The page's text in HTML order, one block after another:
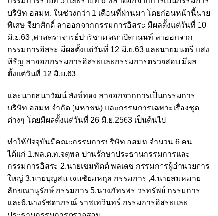
บริษัท อสมท. ในช่วงกว่า 1 เดือนที่ผ่านมา โดยก่อนหน้านี้นาย
พิเศษ จียาศักดิ์ ลาออกจากกรรมการอิสระ มีผลตั้งแต่วันที่ 10
มิ.ย.63 ,ศาสตราจารย์ปาริชาต สถาปิตานนท์ ลาออกจาก
กรรมการอิสระ มีผลตั้งแต่วันที่ 12 มิ.ย.63 และนายมนตรี แสง
หิรัญ ลาออกกรรมการอิสระและกรรมการตรวจสอบ มีผล
ตั้งแต่วันที่ 12 มิ.ย.63
และนายธนาวัฒน์ สังข์ทอง ลาออกจากการเป็นกรรมการ
บริษัท อสมท จำกัด (มหาชน) และกรรมการเฉพาะเรื่องชุด
ต่างๆ โดยมีผลตั้งแต่วันที่ 26 มิ.ย.2563 เป็นต้นไป
ทำให้ปัจจุบันมีคณะกรรมการบริษัท อสมท จำนวน 6 คน
ได้แก่ 1.พล.ต.ท.จตุพล ปานรักษาประธานกรรมการและ
กรรมการอิสระ 2.นายเขมทัตต์ พลเดช กรรมการผู้อำนวยการ
ใหญ่ 3.นายบุญสน เจนชัยมหกุล กรรมการ ,4.นายสมหมาย
ลักขณานุรักษ์ กรรมการ 5.นางภัทรพร วรทรัพย์ กรรมการ
และ6.นางรัชดาภรณ์ ราชเทวินทร์ กรรมการอิสระและ